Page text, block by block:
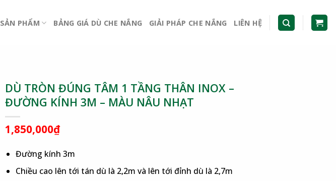
SẢN PHẨM BẢNG GIÁ DÙ CHE NẮNG GIẢI PHÁP CHE NẮNG LIÊN HỆ
DÙ TRÒN ĐÚNG TÂM 1 TẦNG THÂN INOX –
ĐƯỜNG KÍNH 3M – MÀU NÂU NHẠT
1,850,000₫
Đường kính 3m
Chiều cao lên tới tán dù là 2,2m và lên tới đỉnh dù là 2,7m